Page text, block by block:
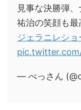
見事な決勝弾
祐治の笑顔も最
ジェラニレショ
— べっさん